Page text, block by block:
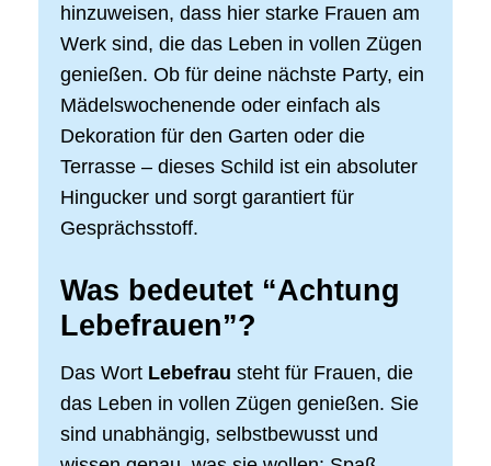
hinzuweisen, dass hier starke Frauen am
Werk sind, die das Leben in vollen Zügen
genießen. Ob für deine nächste Party, ein
Mädelswochenende oder einfach als
Dekoration für den Garten oder die
Terrasse – dieses Schild ist ein absoluter
Hingucker und sorgt garantiert für
Gesprächsstoff.
Was bedeutet “Achtung
Lebefrauen”?
Das Wort Lebefrau steht für Frauen, die
das Leben in vollen Zügen genießen. Sie
sind unabhängig, selbstbewusst und